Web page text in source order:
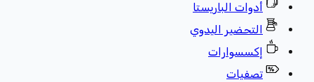
أدوات الباريستا
التحضير اليدوي
إكسسوارات
تصفيات